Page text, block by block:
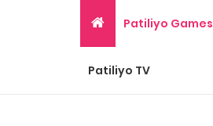
Patiliyo Games
Patiliyo TV